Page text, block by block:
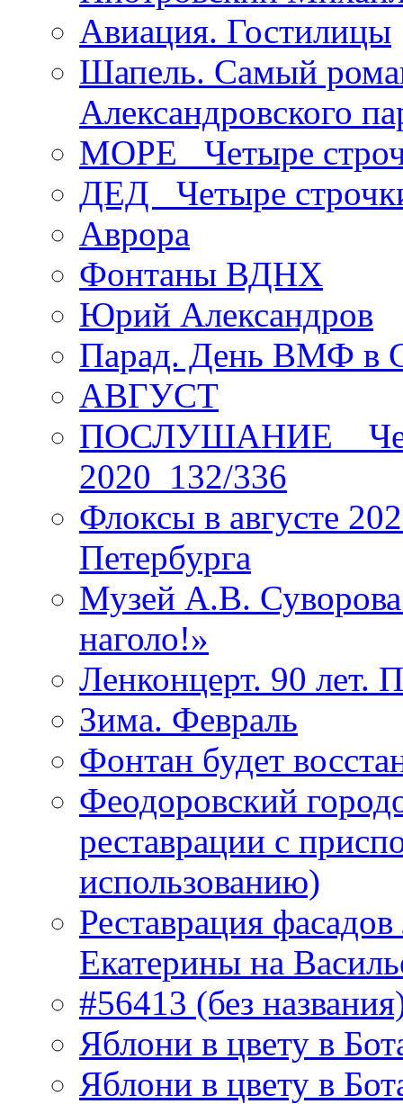
Авиация. Гостилицы
Шапель. Самый
Александровского
МОРЕ _Четыре
ДЕД _Четыре
Аврора
Фонтаны ВДНХ
Юрий Александров
Парад. День ВМФ в
АВГУСТ
ПОСЛУШАНИЕ _
2020_132/336
Флоксы в августе
Петербурга
Музей А.В.
наголо!»
Ленконцерт. 90 лет.
Зима. Февраль
Фонтан будет
Феодоровский
реставрации с
использованию)
Реставрация
Екатерины на
#56413 (без
Яблони в цвету в
Яблони в цвету в